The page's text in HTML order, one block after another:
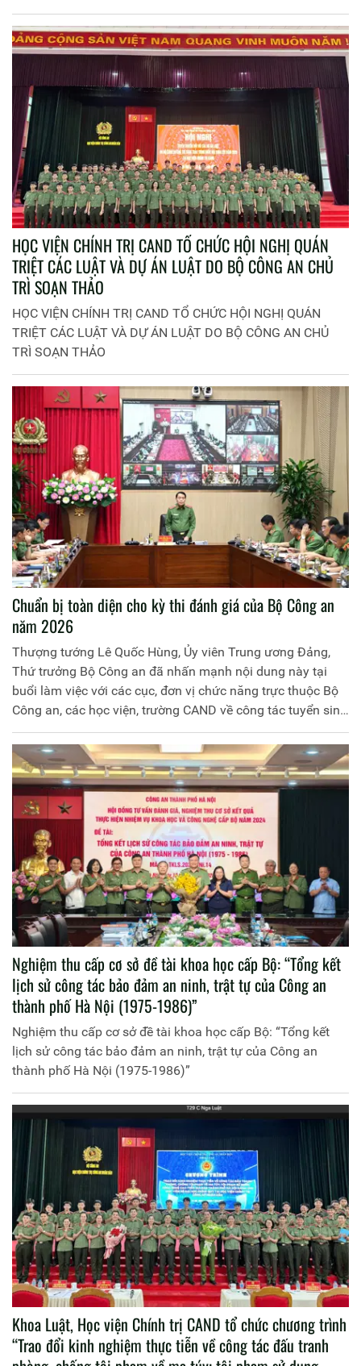
HỌC VIỆN CHÍNH TRỊ CAND TỔ CHỨC HỘI NGHỊ QUÁN
TRIỆT CÁC LUẬT VÀ DỰ ÁN LUẬT DO BỘ CÔNG AN CHỦ
TRÌ SOẠN THẢO
HỌC VIỆN CHÍNH TRỊ CAND TỔ CHỨC HỘI NGHỊ QUÁN
TRIỆT CÁC LUẬT VÀ DỰ ÁN LUẬT DO BỘ CÔNG AN CHỦ
TRÌ SOẠN THẢO
Chuẩn bị toàn diện cho kỳ thi đánh giá của Bộ Công an
năm 2026
Thượng tướng Lê Quốc Hùng, Ủy viên Trung ương Đảng,
Thứ trưởng Bộ Công an đã nhấn mạnh nội dung này tại
buổi làm việc với các cục, đơn vị chức năng trực thuộc Bộ
Công an, các học viện, trường CAND về công tác tuyển sinh
CAND năm 2026.
Nghiệm thu cấp cơ sở đề tài khoa học cấp Bộ: “Tổng kết
lịch sử công tác bảo đảm an ninh, trật tự của Công an
thành phố Hà Nội (1975-1986)”
Nghiệm thu cấp cơ sở đề tài khoa học cấp Bộ: “Tổng kết
lịch sử công tác bảo đảm an ninh, trật tự của Công an
thành phố Hà Nội (1975-1986)”
Khoa Luật, Học viện Chính trị CAND tổ chức chương trình
“Trao đổi kinh nghiệm thực tiễn về công tác đấu tranh